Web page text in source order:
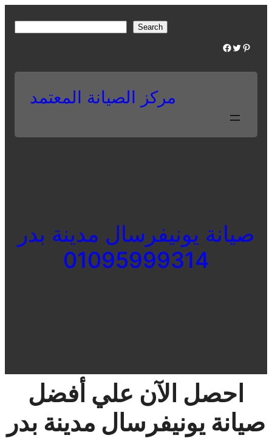
r
Search
Facebook Twitter Pinterest
مركز الصيانة المعتمد
صيانة يونيفرسال مدينة بدر
01095999314
احصل الآن علي أفضل
صيانة يونيفرسال مدينة بدر